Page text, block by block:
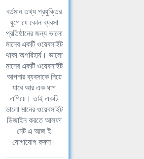
বর্তমান তথ্য প্রযুক্তির
যুগে যে কোন ব্যবসা
প্রতিষ্ঠানের জন্য ভালো
মানের একটি ওয়েবসাইট
থাকা অপরিহার্য। ভালো
মানের একটি ওয়েবসাইট
আপনার ব্যবসাকে নিয়ে
যাবে আর এক ধাপ
এগিয়ে। তাই একটি
ভালো মানের ওয়েবসাইট
ডিজাইন করতে আলফা
নেট এ আজ ই
যোগাযোগ করুন।